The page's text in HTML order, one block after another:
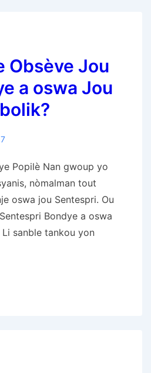
Obsève Jou
a oswa Jou
Popilè Nan gwoup yo
nòmalman tout
oswa jou Sentespri. Ou
Bondye a oswa
sanble tankou yon